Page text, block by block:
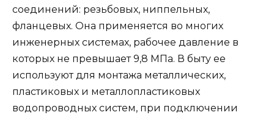
соединений: резьбовых, ниппельных,
фланцевых. Она применяется во многих
инженерных системах, рабочее давление в
которых не превышает 9,8 МПа. В быту ее
используют для монтажа металлических,
пластиковых и металлопластиковых
водопроводных систем, при подключении